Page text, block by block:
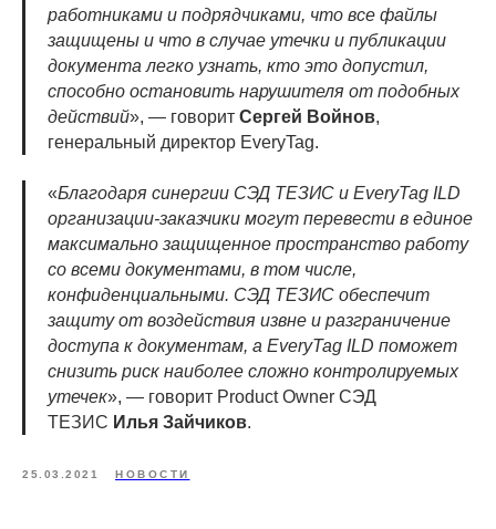
работниками и подрядчиками, что все файлы
защищены и что в случае утечки и публикации
документа легко узнать, кто это допустил,
способно остановить нарушителя от подобных
действий», — говорит Сергей Войнов,
генеральный директор EveryTag.
«Благодаря синергии СЭД ТЕЗИС и EveryTag ILD
организации-заказчики могут перевести в единое
максимально защищенное пространство работу
со всеми документами, в том числе,
конфиденциальными. СЭД ТЕЗИС обеспечит
защиту от воздействия извне и разграничение
доступа к документам, а EveryTag ILD поможет
снизить риск наиболее сложно контролируемых
утечек», — говорит Product Owner СЭД
ТЕЗИС Илья Зайчиков.
25.03.2021 НОВОСТИ